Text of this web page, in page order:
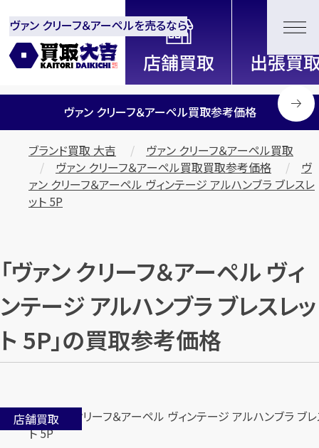
全国2200店舗以上展開中！信頼と実績の買取専門店「買取大
吉」
ヴァン クリーフ＆アーペルを売るなら
ヴァン クリーフ＆アーペル買取参考価格
ブランド買取 大吉
ヴァン クリーフ＆アーペル買取
ヴァン クリーフ＆アーペル買取買取参考価格
ヴ
ァン クリーフ＆アーペル ヴィンテージ アルハンブラ ブレスレ
ット 5P
「ヴァン クリーフ＆アーペル ヴィ
ンテージ アルハンブラ ブレスレッ
ト 5P」の買取参考価格
店舗買取